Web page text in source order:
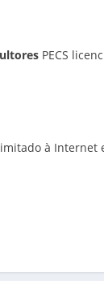
PECS
à